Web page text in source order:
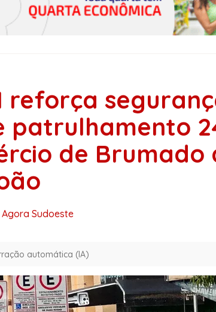
reforça
patrulhamento
de Brumado
Agora Sudoeste
automática (IA)